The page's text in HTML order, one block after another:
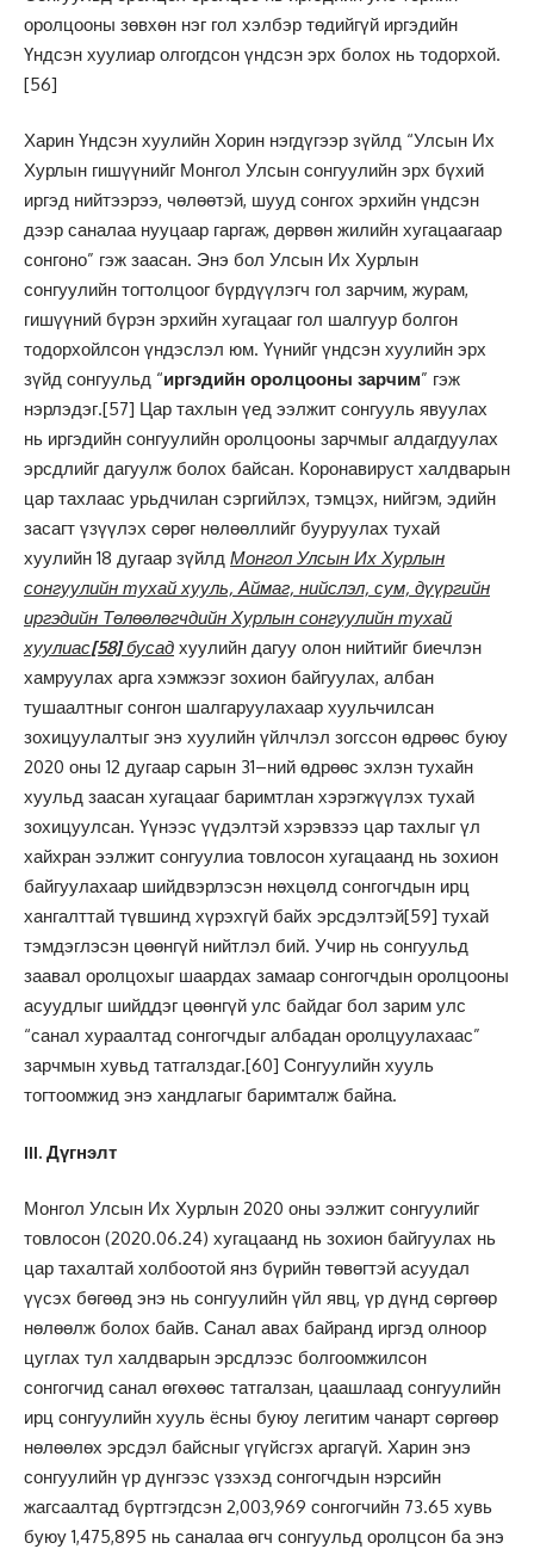
оролцооны зөвхөн нэг гол хэлбэр төдийгүй иргэдийн
Үндсэн хуулиар олгогдсон үндсэн эрх болох нь тодорхой.
[56]
Харин Үндсэн хуулийн Хорин нэгдүгээр зүйлд “Улсын Их
Хурлын гишүүнийг Монгол Улсын сонгуулийн эрх бүхий
иргэд нийтээрээ, чөлөөтэй, шууд сонгох эрхийн үндсэн
дээр саналаа нууцаар гаргаж, дөрвөн жилийн хугацаагаар
сонгоно” гэж заасан. Энэ бол Улсын Их Хурлын
сонгуулийн тогтолцоог бүрдүүлэгч гол зарчим, журам,
гишүүний бүрэн эрхийн хугацааг гол шалгуур болгон
тодорхойлсон үндэслэл юм. Үүнийг үндсэн хуулийн эрх
зүйд сонгуульд “иргэдийн оролцооны зарчим” гэж
нэрлэдэг.[57] Цар тахлын үед ээлжит сонгууль явуулах
нь иргэдийн сонгуулийн оролцооны зарчмыг алдагдуулах
эрсдлийг дагуулж болох байсан. Коронавируст халдварын
цар тахлаас урьдчилан сэргийлэх, тэмцэх, нийгэм, эдийн
засагт үзүүлэх сөрөг нөлөөллийг бууруулах тухай
хуулийн 18 дугаар зүйлд Монгол Улсын Их Хурлын
сонгуулийн тухай хууль, Аймаг, нийслэл, сум, дүүргийн
иргэдийн Төлөөлөгчдийн Хурлын сонгуулийн тухай
хуулиас[58]бусад хуулийн дагуу олон нийтийг биечлэн
хамруулах арга хэмжээг зохион байгуулах, албан
тушаалтныг сонгон шалгаруулахаар хуульчилсан
зохицуулалтыг энэ хуулийн үйлчлэл зогссон өдрөөс буюу
2020 оны 12 дугаар сарын 31–ний өдрөөс эхлэн тухайн
хуульд заасан хугацааг баримтлан хэрэгжүүлэх тухай
зохицуулсан. Үүнээс үүдэлтэй хэрэвзээ цар тахлыг үл
хайхран ээлжит сонгуулиа товлосон хугацаанд нь зохион
байгуулахаар шийдвэрлэсэн нөхцөлд сонгогчдын ирц
хангалттай түвшинд хүрэхгүй байх эрсдэлтэй[59] тухай
тэмдэглэсэн цөөнгүй нийтлэл бий. Учир нь сонгуульд
заавал оролцохыг шаардах замаар сонгогчдын оролцооны
асуудлыг шийддэг цөөнгүй улс байдаг бол зарим улс
“санал хураалтад сонгогчдыг албадан оролцуулахаас”
зарчмын хувьд татгалздаг.[60] Сонгуулийн хууль
тогтоомжид энэ хандлагыг баримталж байна.
III. Дүгнэлт
Монгол Улсын Их Хурлын 2020 оны ээлжит сонгуулийг
товлосон (2020.06.24) хугацаанд нь зохион байгуулах нь
цар тахалтай холбоотой янз бүрийн төвөгтэй асуудал
үүсэх бөгөөд энэ нь сонгуулийн үйл явц, үр дүнд сөргөөр
нөлөөлж болох байв. Санал авах байранд иргэд олноор
цуглах тул халдварын эрсдлээс болгоомжилсон
сонгогчид санал өгөхөөс татгалзан, цаашлаад сонгуулийн
ирц сонгуулийн хууль ёсны буюу легитим чанарт сөргөөр
нөлөөлөх эрсдэл байсныг үгүйсгэх аргагүй. Харин энэ
сонгуулийн үр дүнгээс үзэхэд сонгогчдын нэрсийн
жагсаалтад бүртгэгдсэн 2,003,969 сонгогчийн 73.65 хувь
буюу 1,475,895 нь саналаа өгч сонгуульд оролцсон ба энэ